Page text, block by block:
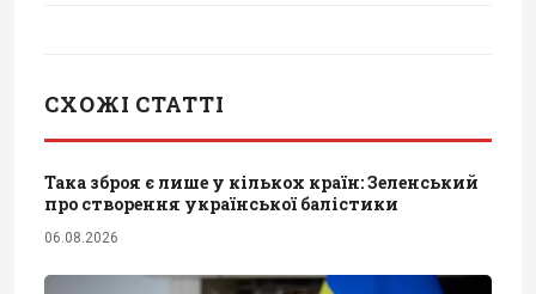
СХОЖІ СТАТТІ
Така зброя є лише у кількох країн: Зеленський
про створення української балістики
06.08.2026